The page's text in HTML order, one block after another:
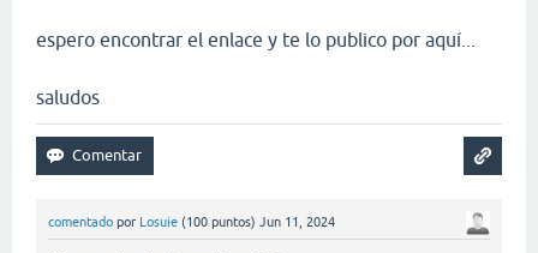
espero encontrar el enlace y te lo publico por aquí...
saludos
comentado por Losuie (100 puntos) Jun 11, 2024